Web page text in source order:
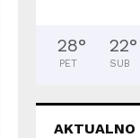
28°
PET
22°
SUB
AKTUALNO